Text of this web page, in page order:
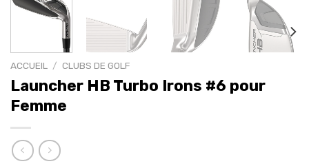
ACCUEIL / CLUBS DE GOLF
Launcher HB Turbo Irons #6 pour
Femme